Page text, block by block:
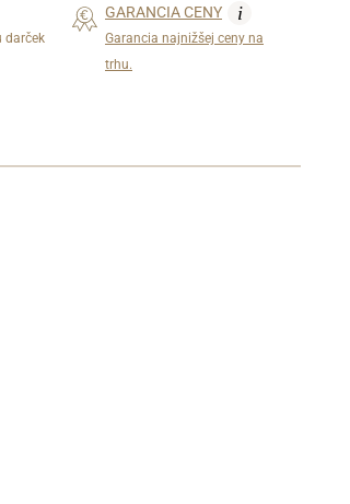
darček
GARANCIA CENY i
Garancia najnižšej ceny na
trhu.